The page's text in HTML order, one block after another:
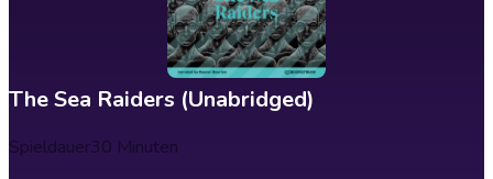
The Sea Raiders (Unabridged)
Spieldauer30 Minuten